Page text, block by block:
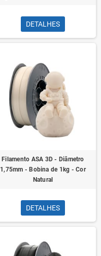
DETALHES
Filamento ASA 3D - Diâmetro
1,75mm - Bobina de 1kg - Cor
Natural
DETALHES